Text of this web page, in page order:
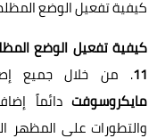
كيفية تفعيل الوضع
كيفية تفعيل الوضع
11. من خلال جميع
مايكروسوفت دائماً
والتطورات على المظهر